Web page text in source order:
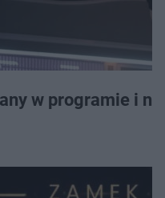
w programie i